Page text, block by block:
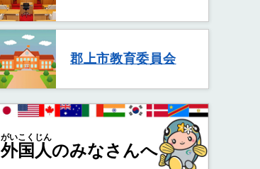
郡上市教育委員会
外国人
がいこくじん
のみなさんへ